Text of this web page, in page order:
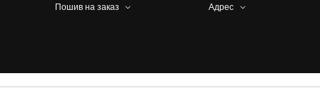
Пошив на заказ Адрес